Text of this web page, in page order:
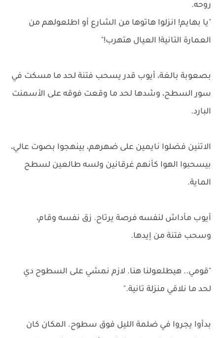
روحه.
"يا بهايم! انزلوا هاتوها من الشارع أو اطلعولهم من
العمارة التانية! العيال هتهرب!"
بصعوبة بالغة، أيوب قدر يسحب فتنة لحد ما مسكت في
سور السطح، وشدها لحد ما وقعت فوقه على الأسمنت
البارد.
الاتنين فضلوا نايمين على ضهرهم، بينهجوا بصوت عالي،
بيسحبوا الهوا كأنهم غرقانين ولسه طالعين لسطح
الماية.
أيوب مأداش لنفسه فرصة يرتاح. زق نفسه وقام،
وسحب فتنة من إيدها.
"قومي.. هيطلعولنا هنا. لازم نمشي على السطوح دي
لحد ما نلاقي منزلة تانية."
بدأوا يجروا في ضلمة الليل فوق سطوح. المكان كان